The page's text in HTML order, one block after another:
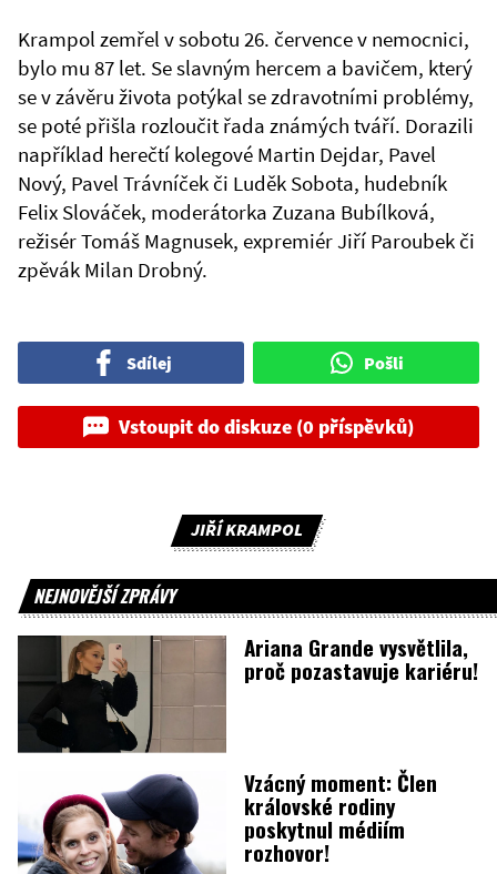
Krampol zemřel v sobotu 26. července v nemocnici,
bylo mu 87 let. Se slavným hercem a bavičem, který
se v závěru života potýkal se zdravotními problémy,
se poté přišla rozloučit řada známých tváří. Dorazili
například herečtí kolegové Martin Dejdar, Pavel
Nový, Pavel Trávníček či Luděk Sobota, hudebník
Felix Slováček, moderátorka Zuzana Bubílková,
režisér Tomáš Magnusek, expremiér Jiří Paroubek či
zpěvák Milan Drobný.
Sdílej Pošli
Vstoupit do diskuze (0 příspěvků)
JIŘÍ KRAMPOL
NEJNOVĚJŠÍ ZPRÁVY
Ariana Grande vysvětlila,
proč pozastavuje kariéru!
Vzácný moment: Člen
královské rodiny
poskytnul médiím
rozhovor!